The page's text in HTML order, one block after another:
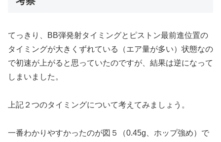
てっきり、BB弾発射タイミングとピストン最前進位置の
タイミングが大きくずれている（エア量が多い）状態なの
で初速が上がると思っていたのですが、結果は逆になって
しまいました。
上記２つのタイミングについて考えてみましょう。
一番わかりやすかったのが図５（0.45g、ホップ強め）で